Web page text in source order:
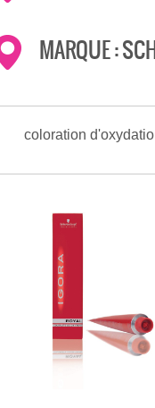
MARQUE :
coloration